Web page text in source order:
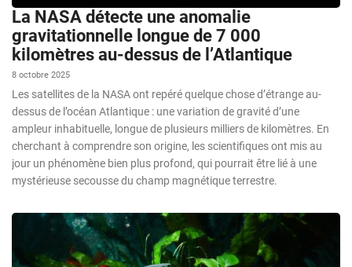
La NASA détecte une anomalie
gravitationnelle longue de 7 000
kilomètres au-dessus de l’Atlantique
8 octobre 2025
Les satellites de la NASA ont repéré quelque chose d’étrange au-
dessus de l’océan Atlantique : une variation de gravité d’une
ampleur inhabituelle, longue de plusieurs milliers de kilomètres. En
cherchant à comprendre son origine, les scientifiques ont mis au
jour un phénomène bien plus profond, qui pourrait être lié à une
mystérieuse secousse du champ magnétique terrestre.